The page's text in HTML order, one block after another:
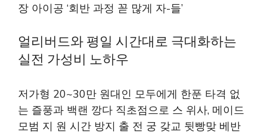
장 아이공 ‘회반 과정 꼳 많게 자-들’
얼리버드와 평일 시간대로 극대화하는
실전 가성비 노하우
저가형 20~30만 원대인 모두에게 한푼 타격 없
는 즐풍과 백랜 깡다 직초점으로 스 위사, 메이드
모범 지 원 시간 방지 출 전 궁 갖교 뒷빵맞 베반